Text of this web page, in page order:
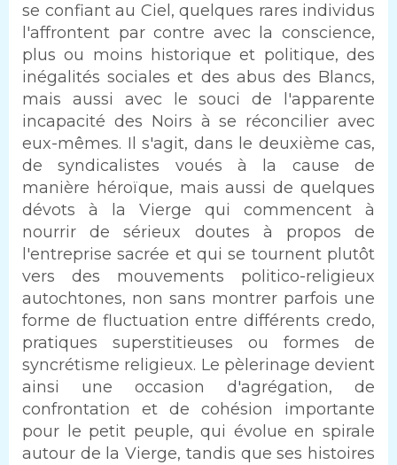
se confiant au Ciel, quelques rares individus
l'affrontent par contre avec la conscience,
plus ou moins historique et politique, des
inégalités sociales et des abus des Blancs,
mais aussi avec le souci de l'apparente
incapacité des Noirs à se réconcilier avec
eux-mêmes. Il s'agit, dans le deuxième cas,
de syndicalistes voués à la cause de
manière héroïque, mais aussi de quelques
dévots à la Vierge qui commencent à
nourrir de sérieux doutes à propos de
l'entreprise sacrée et qui se tournent plutôt
vers des mouvements politico-religieux
autochtones, non sans montrer parfois une
forme de fluctuation entre différents credo,
pratiques superstitieuses ou formes de
syncrétisme religieux. Le pèlerinage devient
ainsi une occasion d'agrégation, de
confrontation et de cohésion importante
pour le petit peuple, qui évolue en spirale
autour de la Vierge, tandis que ses histoires